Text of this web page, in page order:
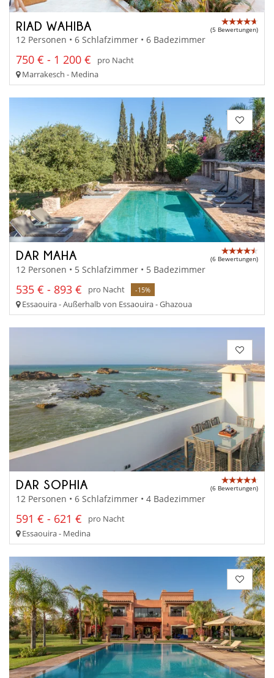
RIAD WAHIBA (5 Bewertungen)
12 Personen • 6 Schlafzimmer • 6 Badezimmer
750 € - 1 200 €
pro Nacht
Marrakesch - Medina
DAR MAHA (6 Bewertungen)
12 Personen • 5 Schlafzimmer • 5 Badezimmer
535 € - 893 € pro Nacht -15%
Essaouira - Außerhalb von Essaouira - Ghazoua
DAR SOPHIA (6 Bewertungen)
12 Personen • 6 Schlafzimmer • 4 Badezimmer
591 € - 621 €
pro Nacht
Essaouira - Medina